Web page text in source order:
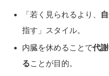
「若く見られるより、
指す」スタイル。
内臓を休めることで代
ることが目的。